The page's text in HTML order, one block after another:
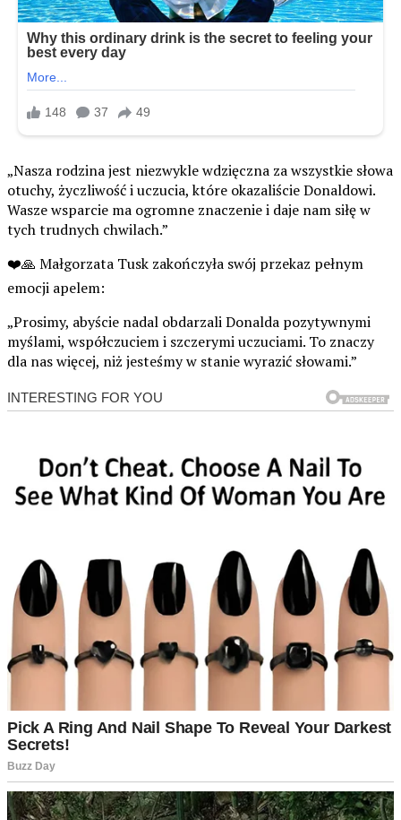
„Nasza rodzina jest niezwykle wdzięczna za wszystkie słowa
otuchy, życzliwość i uczucia, które okazaliście Donaldowi.
Wasze wsparcie ma ogromne znaczenie i daje nam siłę w
tych trudnych chwilach.”
❤️🙏 Małgorzata Tusk zakończyła swój przekaz pełnym
emocji apelem:
„Prosimy, abyście nadal obdarzali Donalda pozytywnymi
myślami, współczuciem i szczerymi uczuciami. To znaczy
dla nas więcej, niż jesteśmy w stanie wyrazić słowami.”